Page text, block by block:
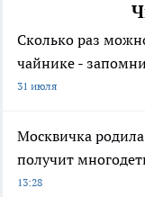
Сколько раз
чайнике -
31 июля
Москвичка
получит
13:28